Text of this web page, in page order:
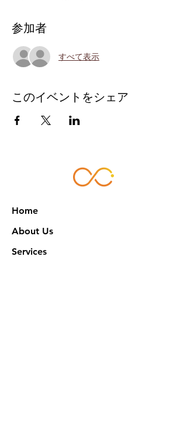
参加者
すべて表示
このイベントをシェア
Home
About Us
Services